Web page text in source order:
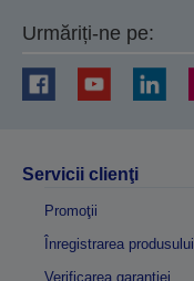
Urmăriți-ne pe:
Servicii clienţi
Promoţii
Înregistrarea produsului
Verificarea garanției